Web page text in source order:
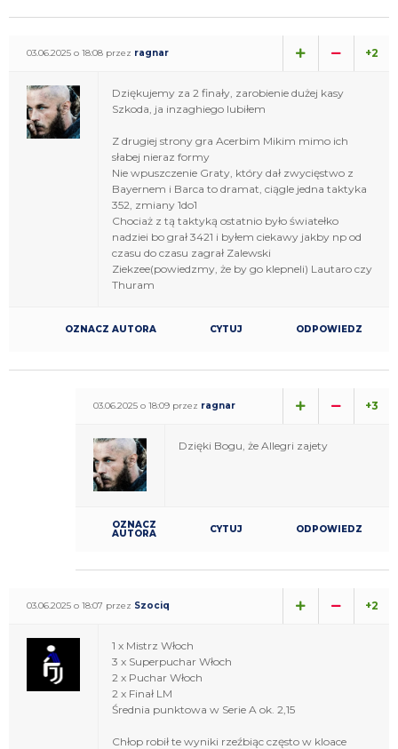
03.06.2025 o 18:08 przez ragnar +2
Dziękujemy za 2 finały, zarobienie dużej kasy
Szkoda, ja inzaghiego lubiłem
Z drugiej strony gra Acerbim Mikim mimo ich
słabej nieraz formy
Nie wpuszczenie Graty, który dał zwycięstwo z
Bayernem i Barca to dramat, ciągle jedna taktyka
352, zmiany 1do1
Chociaż z tą taktyką ostatnio było światełko
nadziei bo grał 3421 i byłem ciekawy jakby np od
czasu do czasu zagrał Zalewski
Ziekzee(powiedzmy, że by go klepneli) Lautaro czy
Thuram
OZNACZ AUTORA CYTUJ ODPOWIEDZ
03.06.2025 o 18:09 przez ragnar +3
Dzięki Bogu, że Allegri zajety
OZNACZ
AUTORA CYTUJ ODPOWIEDZ
03.06.2025 o 18:07 przez Szociq +2
1 x Mistrz Włoch
3 x Superpuchar Włoch
2 x Puchar Włoch
2 x Finał LM
Średnia punktowa w Serie A ok. 2,15
Chłop robił te wyniki rzeźbiąc często w kloace